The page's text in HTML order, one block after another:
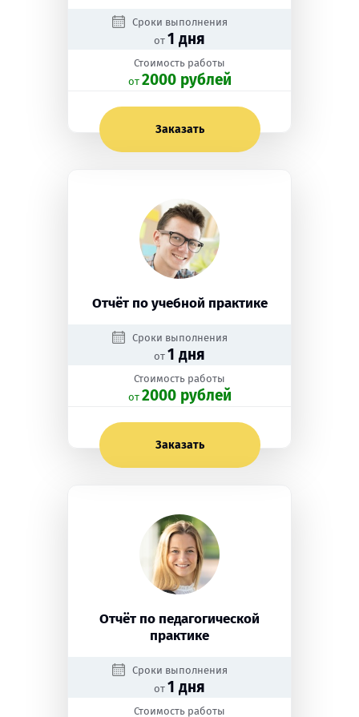
Сроки выполнения
от 1 дня
Стоимость работы
oт 2000 рублей
Заказать
Отчёт по учебной практике
Сроки выполнения
от 1 дня
Стоимость работы
oт 2000 рублей
Заказать
Отчёт по педагогической
практике
Сроки выполнения
от 1 дня
Стоимость работы